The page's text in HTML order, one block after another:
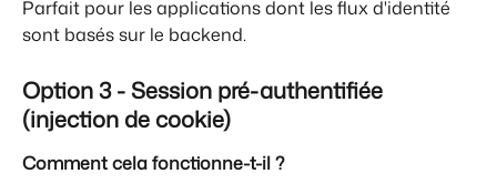
Parfait pour les applications dont les flux d'identité
sont basés sur le backend.
Option 3 - Session pré-authentifiée
(injection de cookie)
Comment cela fonctionne-t-il ?